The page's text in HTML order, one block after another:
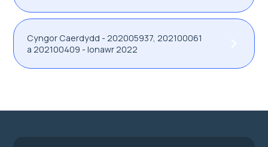
Cyngor Caerdydd - 202005937, 202100061
a 202100409 - Ionawr 2022